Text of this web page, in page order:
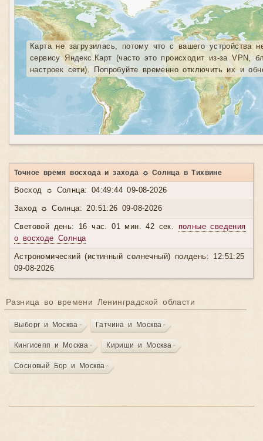
Карта не загрузилась, потому что с вашего устройства
сервису Яндекс.Карт (часто это происходит из-за VPN,
настроек сети). Попробуйте временно отключить их и
Точное время восхода и захода ☼ Солнца в Тихвине
Восход ☼ Солнца: 04:49:44 09-08-2026
Заход ☼ Солнца: 20:51:26 09-08-2026
Световой день: 16 час. 01 мин. 42 сек. полные сведения
о восходе Солнца
Астрономический (истинный солнечный) полдень: 12:51:25
09-08-2026
Разница во времени Ленинградской области
Выборг и Москва Гатчина и Москва
Кингисепп и Москва Кириши и Москва
Сосновый Бор и Москва